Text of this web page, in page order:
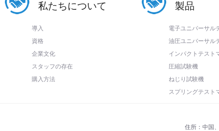
私たちについて
導入
資格
企業文化
スタッフの存在
購入方法
製品
電子ユニバーサル
油圧ユニバーサル
インパクトテスト
圧縮試験機
ねじり試験機
スプリングテスト
住所：中国